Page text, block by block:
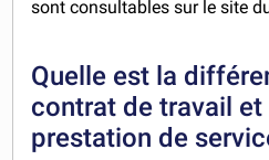
sont consultables sur le site
Quelle est la
contrat de travail
prestation de